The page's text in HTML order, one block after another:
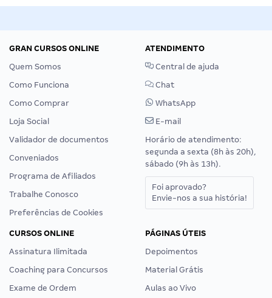
GRAN CURSOS ONLINE
Quem Somos
Como Funciona
Como Comprar
Loja Social
Validador de documentos
Conveniados
Programa de Afiliados
Trabalhe Conosco
Preferências de Cookies
ATENDIMENTO
Central de ajuda
Chat
WhatsApp
E-mail
Horário de atendimento:
segunda a sexta (8h às 20h),
sábado (9h às 13h).
Foi aprovado?
Envie-nos a sua história!
CURSOS ONLINE
Assinatura Ilimitada
Coaching para Concursos
Exame de Ordem
PÁGINAS ÚTEIS
Depoimentos
Material Grátis
Aulas ao Vivo